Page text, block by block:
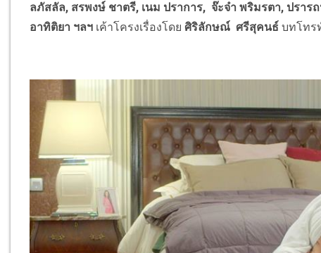
ลภัสลัล, สรพงษ์ ชาตรี, เนม ปราการ, จ๊ะจ๋า พริมรตา, ปราร
อาทิติยา ฯลฯ เค้าโครงเรื่องโดย ศิริลักษณ์ ศรีสุคนธ์ บทโทร